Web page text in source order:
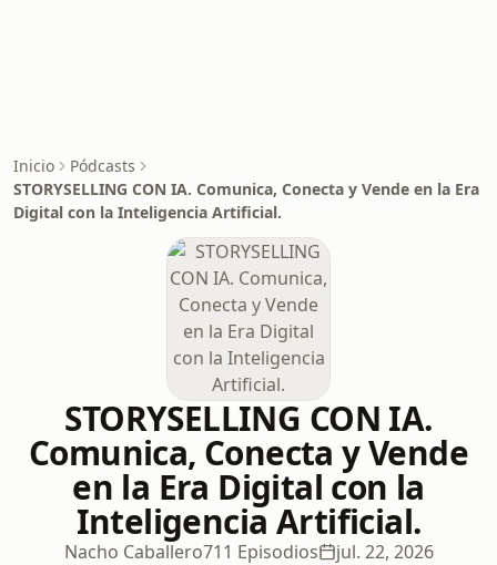
Inicio
Pódcasts
STORYSELLING CON IA. Comunica, Conecta y Vende en la Era
Digital con la Inteligencia Artificial.
STORYSELLING CON IA.
Comunica, Conecta y Vende
en la Era Digital con la
Inteligencia Artificial.
Nacho Caballero711 Episodios jul. 22, 2026